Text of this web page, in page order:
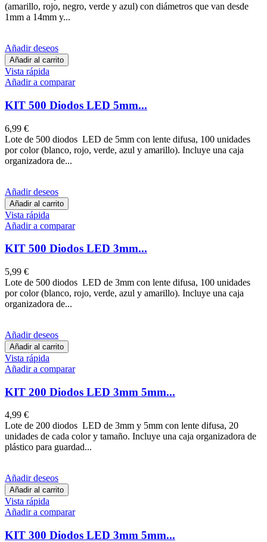
(amarillo, rojo, negro, verde y azul) con diámetros que van desde
1mm a 14mm y...
Añadir deseos
Añadir al carrito
Vista rápida
Añadir a comparar
KIT 500 Diodos LED 5mm...
6,99 €
Lote de 500 diodos LED de 5mm con lente difusa, 100 unidades
por color (blanco, rojo, verde, azul y amarillo). Incluye una caja
organizadora de...
Añadir deseos
Añadir al carrito
Vista rápida
Añadir a comparar
KIT 500 Diodos LED 3mm...
5,99 €
Lote de 500 diodos LED de 3mm con lente difusa, 100 unidades
por color (blanco, rojo, verde, azul y amarillo). Incluye una caja
organizadora de...
Añadir deseos
Añadir al carrito
Vista rápida
Añadir a comparar
KIT 200 Diodos LED 3mm 5mm...
4,99 €
Lote de 200 diodos LED de 3mm y 5mm con lente difusa, 20
unidades de cada color y tamaño. Incluye una caja organizadora de
plástico para guardad...
Añadir deseos
Añadir al carrito
Vista rápida
Añadir a comparar
KIT 300 Diodos LED 3mm 5mm...